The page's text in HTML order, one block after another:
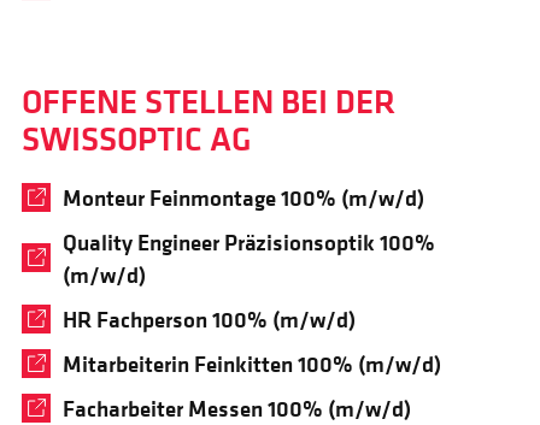
OFFENE STELLEN BEI DER
SWISSOPTIC AG
Monteur Feinmontage 100% (m/w/d)
Quality Engineer Präzisionsoptik 100%
(m/w/d)
HR Fachperson 100% (m/w/d)
Mitarbeiterin Feinkitten 100% (m/w/d)
Facharbeiter Messen 100% (m/w/d)